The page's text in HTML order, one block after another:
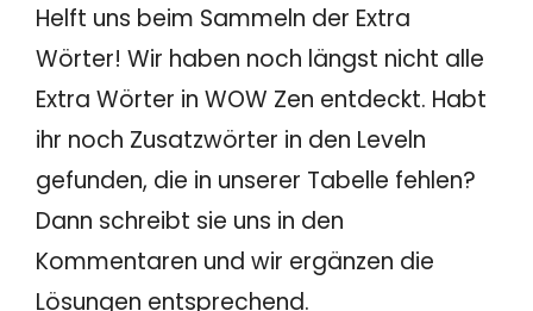
Helft uns beim Sammeln der Extra
Wörter! Wir haben noch längst nicht alle
Extra Wörter in WOW Zen entdeckt. Habt
ihr noch Zusatzwörter in den Leveln
gefunden, die in unserer Tabelle fehlen?
Dann schreibt sie uns in den
Kommentaren und wir ergänzen die
Lösungen entsprechend.